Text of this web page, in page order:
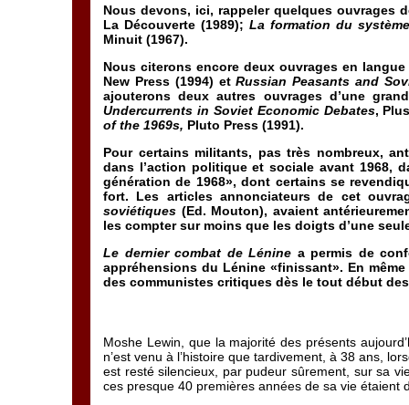
Nous devons, ici, rappeler quelques ouvrages
La Découverte (1989); La formation du
Minuit (1967).
Nous citerons encore deux ouvrages en
New Press (1994) etRussian Peasants and
ajouterons deux autres ouvrages d’une
Undercurrents in Soviet Economic Debates,
of the 1969s, Pluto Press (1991).
Pour certains militants, pas très nombreux,
dans l’action politique et sociale avant 1968,
génération de 1968», dont certains se
fort. Les articles annonciateurs de cet
soviétiques (Ed. Mouton), avaient
les compter sur moins que les doigts d’une
Le dernier combat de Lénine a permis de
appréhensions du Lénine «finissant». En
des communistes critiques dès le tout début
Moshe Lewin, que la majorité des présents
n’est venu à l’histoire que tardivement, à 38 ans,
est resté silencieux, par pudeur sûrement, sur sa
ces presque 40 premières années de sa vie étaient